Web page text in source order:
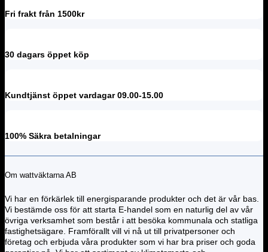
Fri frakt från 1500kr
30 dagars öppet köp
Kundtjänst öppet vardagar 09.00-15.00
100% Säkra betalningar
Om wattväktarna AB
Vi har en förkärlek till energisparande produkter och det är vår bas.
Vi bestämde oss för att starta E-handel som en naturlig del av vår
övriga verksamhet som består i att besöka kommunala och statliga
fastighetsägare. Framförallt vill vi nå ut till privatpersoner och
företag och erbjuda våra produkter som vi har bra priser och goda